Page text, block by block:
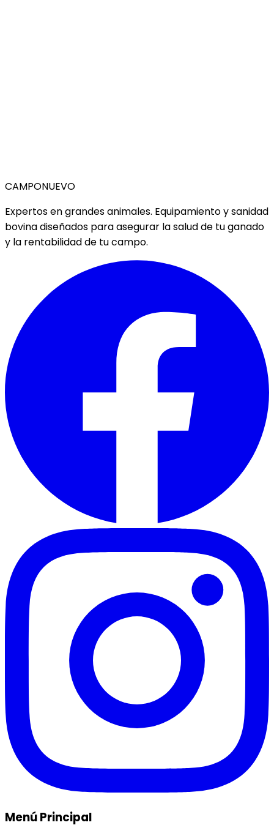
CAMPONUEVO
Expertos en grandes animales. Equipamiento y sanidad
bovina diseñados para asegurar la salud de tu ganado
y la rentabilidad de tu campo.
Menú Principal